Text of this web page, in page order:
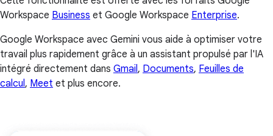
Workspace Business et Google Workspace Enterprise.
Google Workspace avec Gemini vous aide à optimiser votre
travail plus rapidement grâce à un assistant propulsé par l'IA
intégré directement dans Gmail, Documents, Feuilles de
calcul, Meet et plus encore.